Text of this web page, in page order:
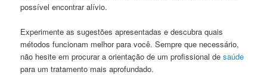
possível encontrar alívio.
Experimente as sugestões apresentadas e descubra quais
métodos funcionam melhor para você. Sempre que necessário,
não hesite em procurar a orientação de um profissional desaúde
para um tratamento mais aprofundado.